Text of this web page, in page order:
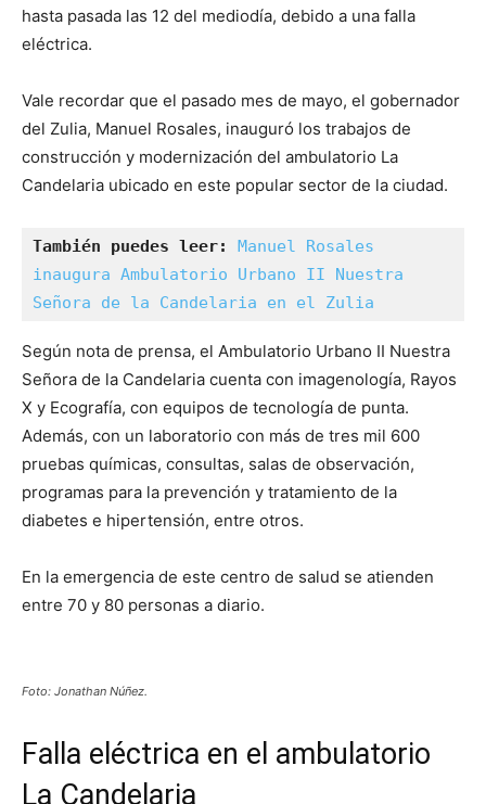
hasta pasada las 12 del mediodía, debido a una falla
eléctrica.
Vale recordar que el pasado mes de mayo, el gobernador
del Zulia, Manuel Rosales, inauguró los trabajos de
construcción y modernización del ambulatorio La
Candelaria ubicado en este popular sector de la ciudad.
También puedes leer: Manuel Rosales
inaugura Ambulatorio Urbano II Nuestra
Señora de la Candelaria en el Zulia
Según nota de prensa, el Ambulatorio Urbano II Nuestra
Señora de la Candelaria cuenta con imagenología, Rayos
X y Ecografía, con equipos de tecnología de punta.
Además, con un laboratorio con más de tres mil 600
pruebas químicas, consultas, salas de observación,
programas para la prevención y tratamiento de la
diabetes e hipertensión, entre otros.
En la emergencia de este centro de salud se atienden
entre 70 y 80 personas a diario.
Foto: Jonathan Núñez.
Falla eléctrica en el ambulatorio
La Candelaria